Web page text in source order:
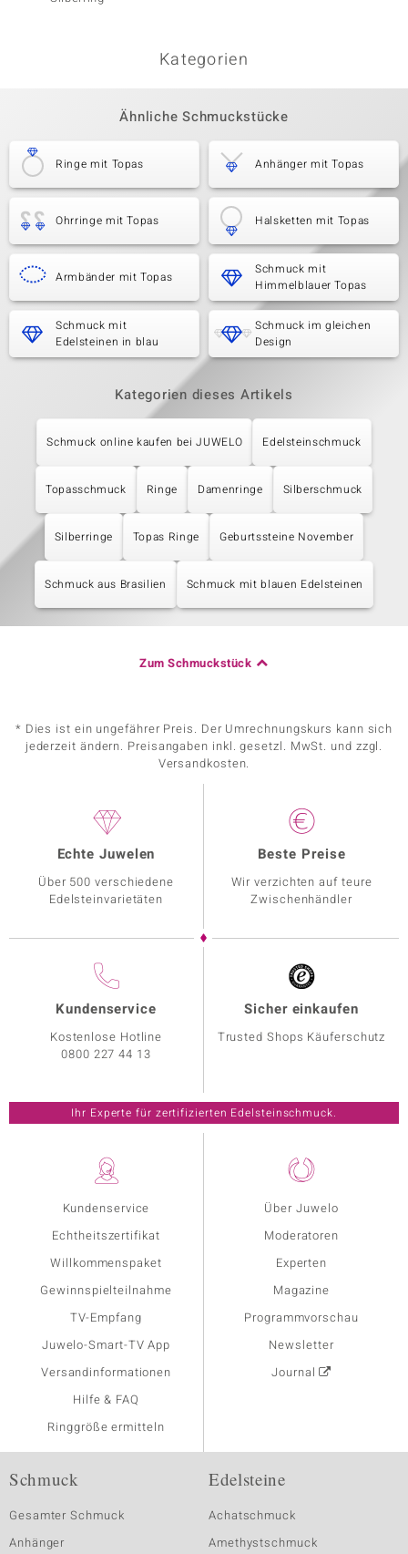
Kategorien
Ähnliche Schmuckstücke
Ringe mit Topas Anhänger mit Topas
Ohrringe mit Topas Halsketten mit Topas
Armbänder mit Topas
Schmuck mit
Himmelblauer Topas
Schmuck mit
Edelsteinen in blau
Schmuck im gleichen
Design
Kategorien dieses Artikels
Schmuck online kaufen bei JUWELO Edelsteinschmuck
Topasschmuck Ringe Damenringe Silberschmuck
Silberringe Topas Ringe Geburtssteine November
Schmuck aus Brasilien Schmuck mit blauen Edelsteinen
Zum Schmuckstück
* Dies ist ein ungefährer Preis. Der Umrechnungskurs kann sich
jederzeit ändern. Preisangaben inkl. gesetzl. MwSt. und zzgl.
Versandkosten.
Kundenservice
Echtheitszertifikat
Willkommenspaket
Gewinnspielteilnahme
TV-Empfang
Juwelo-Smart-TV App
Versandinformationen
Hilfe & FAQ
Ringgröße ermitteln
Über Juwelo
Moderatoren
Experten
Magazine
Programmvorschau
Newsletter
Journal
Echte Juwelen
Über 500 verschiedene
Edelsteinvarietäten
Beste Preise
Wir verzichten auf teure
Zwischenhändler
Kundenservice
Kostenlose Hotline
0800 227 44 13
Sicher einkaufen
Trusted Shops Käuferschutz
Ihr Experte für zertifizierten Edelsteinschmuck.
Schmuck
Gesamter Schmuck
Anhänger
Edelsteine
Achatschmuck
Amethystschmuck